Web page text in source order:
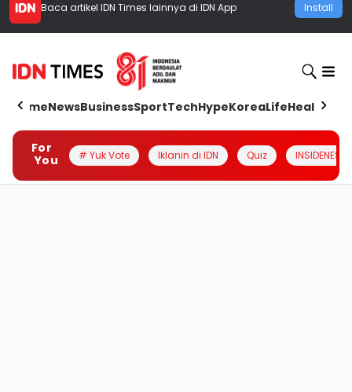
Baca artikel IDN Times lainnya di IDN App Install
HomeNewsBusinessSportTechHypeKoreaLifeHealth
For
You
# Yuk Vote Iklanin di IDN Quiz INSIDENESIA